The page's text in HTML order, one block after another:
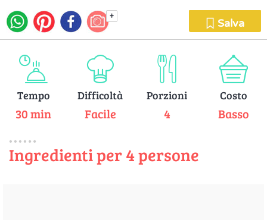
+
Salva
Tempo
30 min
Difficoltà
Facile
Porzioni
4
Costo
Basso
Ingredienti per 4 persone